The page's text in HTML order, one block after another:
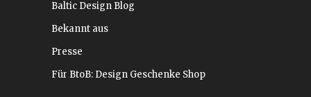
Baltic Design Blog
Bekannt aus
Presse
Für BtoB: Design Geschenke Shop